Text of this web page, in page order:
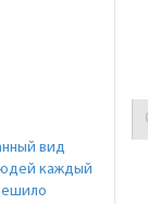
вид
каждый